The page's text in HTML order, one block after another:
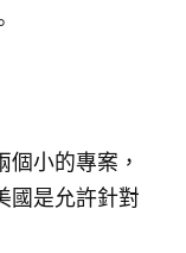
小的專案，
國是允許針對